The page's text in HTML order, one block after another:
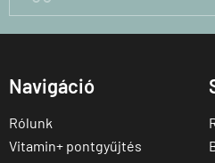
Navigáció
Rólunk
Vitamin+ pontgyűjtés